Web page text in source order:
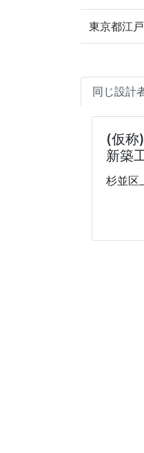
東京都江
同じ設計
(仮称
新築
杉並区